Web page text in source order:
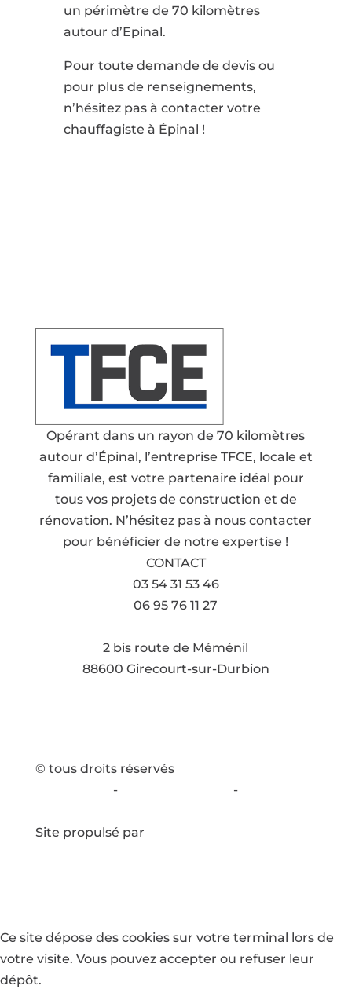
un périmètre de 70 kilomètres
autour d’Epinal.
Pour toute demande de devis ou
pour plus de renseignements,
n’hésitez pas à contacter votre
chauffagiste à Épinal !
Opérant dans un rayon de 70 kilomètres
autour d’Épinal, l’entreprise TFCE, locale et
familiale, est votre partenaire idéal pour
tous vos projets de construction et de
rénovation. N’hésitez pas à nous contacter
pour bénéficier de notre expertise !
CONTACT
03 54 31 53 46
06 95 76 11 27
2 bis route de Méménil
88600 Girecourt-sur-Durbion
© tous droits réservés
- -
Site propulsé par
Ce site dépose des cookies sur votre terminal lors de
votre visite. Vous pouvez accepter ou refuser leur
dépôt.